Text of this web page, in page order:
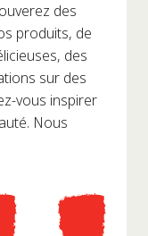
des
produits, de
des
sur des
vous inspirer
Nous